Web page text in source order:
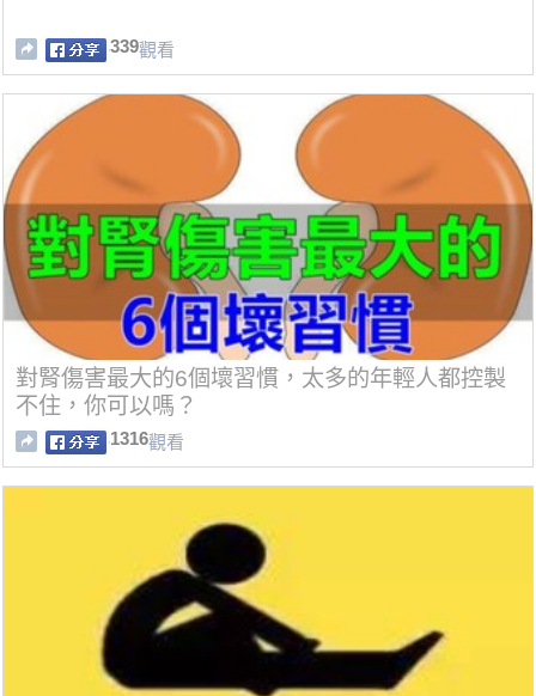
339觀看
對腎傷害最大的6個壞習慣，太多的年輕人都控製
不住，你可以嗎？
1316觀看